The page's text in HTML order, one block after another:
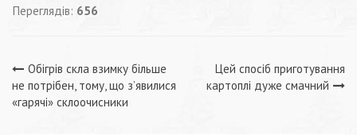
Переглядів: 656
Навігація
записів
Обігрів скла взимку більше
не потрібен, тому, що з’явилися
«гарячі» склоочисники
Цей спосіб приготування
картоплі дуже смачний